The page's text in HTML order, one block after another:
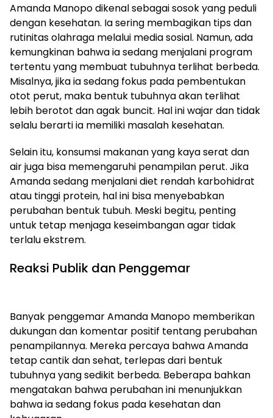
Amanda Manopo dikenal sebagai sosok yang peduli
dengan kesehatan. Ia sering membagikan tips dan
rutinitas olahraga melalui media sosial. Namun, ada
kemungkinan bahwa ia sedang menjalani program
tertentu yang membuat tubuhnya terlihat berbeda.
Misalnya, jika ia sedang fokus pada pembentukan
otot perut, maka bentuk tubuhnya akan terlihat
lebih berotot dan agak buncit. Hal ini wajar dan tidak
selalu berarti ia memiliki masalah kesehatan.
Selain itu, konsumsi makanan yang kaya serat dan
air juga bisa memengaruhi penampilan perut. Jika
Amanda sedang menjalani diet rendah karbohidrat
atau tinggi protein, hal ini bisa menyebabkan
perubahan bentuk tubuh. Meski begitu, penting
untuk tetap menjaga keseimbangan agar tidak
terlalu ekstrem.
Reaksi Publik dan Penggemar
Banyak penggemar Amanda Manopo memberikan
dukungan dan komentar positif tentang perubahan
penampilannya. Mereka percaya bahwa Amanda
tetap cantik dan sehat, terlepas dari bentuk
tubuhnya yang sedikit berbeda. Beberapa bahkan
mengatakan bahwa perubahan ini menunjukkan
bahwa ia sedang fokus pada kesehatan dan